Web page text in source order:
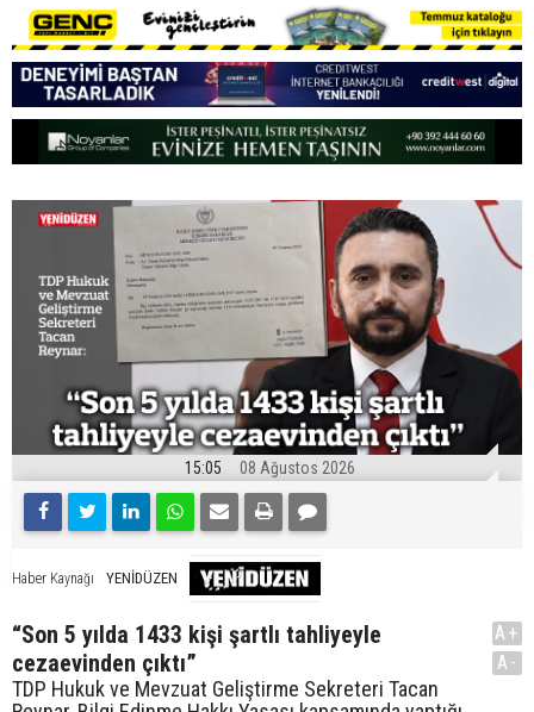
15:05 08 Ağustos 2026
Haber Kaynağı YENİDÜZEN
“Son 5 yılda 1433 kişi şartlı tahliyeyle
cezaevinden çıktı”
TDP Hukuk ve Mevzuat Geliştirme Sekreteri Tacan
A+
A-